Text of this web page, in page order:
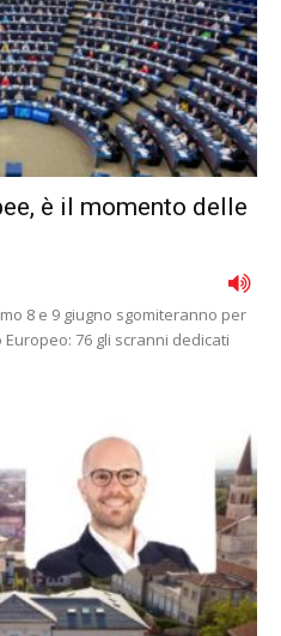
è il momento delle
8 e 9 giugno sgomiteranno per
76 gli scranni dedicati